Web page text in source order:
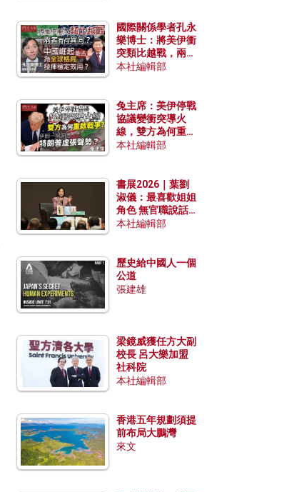
國際關係學者孔永
樂博士：將美伊衝
突類比越戰，兩者
有何異同？中國崛
本社編輯部
兔主席：美伊停戰
協議變衝突導火
線，雙方為何重啟
戰爭？伊朗一早洞
本社編輯部
書展2026｜葉劉
淑儀：最喜歡姐姐
角色 無官職說話
包袱少
本社編輯部
歷史給中國人一個
公道
張建雄
梁鏡威獲任方大副
校長 呂大樂加盟
社科院
本社編輯部
香港五年規劃須提
前布局大鵬灣
來文